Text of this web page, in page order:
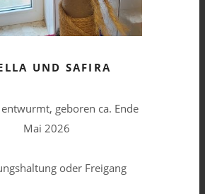
UND SAFIRA
geboren ca. Ende
Mai 2026
oder Freigang